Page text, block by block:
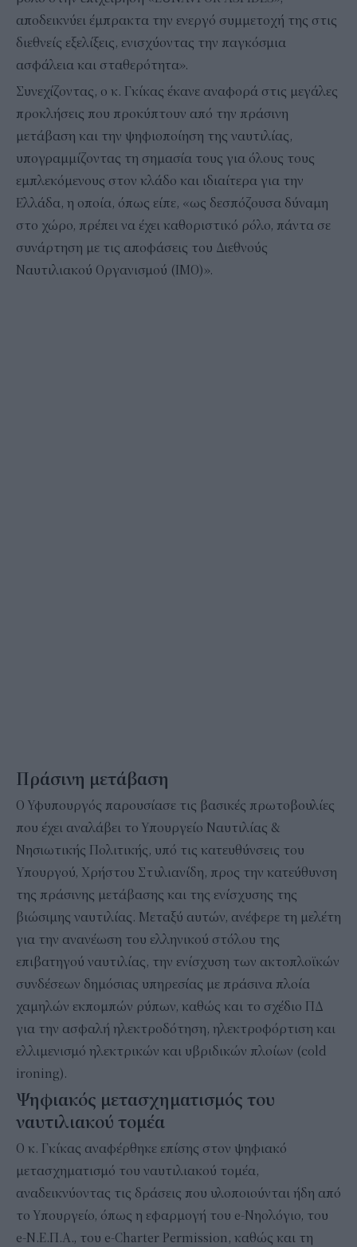
αποδεικνύει έμπρακτα την ενεργό συμμετοχή της στις
διεθνείς εξελίξεις, ενισχύοντας την παγκόσμια
ασφάλεια και σταθερότητα».
Συνεχίζοντας, ο κ. Γκίκας έκανε αναφορά στις μεγάλες
προκλήσεις που προκύπτουν από την πράσινη
μετάβαση και την ψηφιοποίηση της ναυτιλίας,
υπογραμμίζοντας τη σημασία τους για όλους τους
εμπλεκόμενους στον κλάδο και ιδιαίτερα για την
Ελλάδα, η οποία, όπως είπε, «ως δεσπόζουσα δύναμη
στο χώρο, πρέπει να έχει καθοριστικό ρόλο, πάντα σε
συνάρτηση με τις αποφάσεις του Διεθνούς
Ναυτιλιακού Οργανισμού (IMO)».
Πράσινη μετάβαση
Ο Υφυπουργός παρουσίασε τις βασικές πρωτοβουλίες
που έχει αναλάβει το Υπουργείο Ναυτιλίας &
Νησιωτικής Πολιτικής, υπό τις κατευθύνσεις του
Υπουργού, Χρήστου Στυλιανίδη, προς την κατεύθυνση
της πράσινης μετάβασης και της ενίσχυσης της
βιώσιμης ναυτιλίας. Μεταξύ αυτών, ανέφερε τη μελέτη
για την ανανέωση του ελληνικού στόλου της
επιβατηγού ναυτιλίας, την ενίσχυση των ακτοπλοϊκών
συνδέσεων δημόσιας υπηρεσίας με πράσινα πλοία
χαμηλών εκπομπών ρύπων, καθώς και το σχέδιο ΠΔ
για την ασφαλή ηλεκτροδότηση, ηλεκτροφόρτιση και
ελλιμενισμό ηλεκτρικών και υβριδικών πλοίων (cold
ironing).
Ψηφιακός μετασχηματισμός του
ναυτιλιακού τομέα
Ο κ. Γκίκας αναφέρθηκε επίσης στον ψηφιακό
μετασχηματισμό του ναυτιλιακού τομέα,
αναδεικνύοντας τις δράσεις που υλοποιούνται ήδη από
το Υπουργείο, όπως η εφαρμογή του e-Νηολόγιο, του
e-Ν.Ε.Π.Α., του e-Charter Permission, καθώς και τη